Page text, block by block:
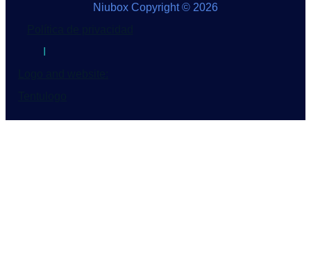
Niubox Copyright © 2026